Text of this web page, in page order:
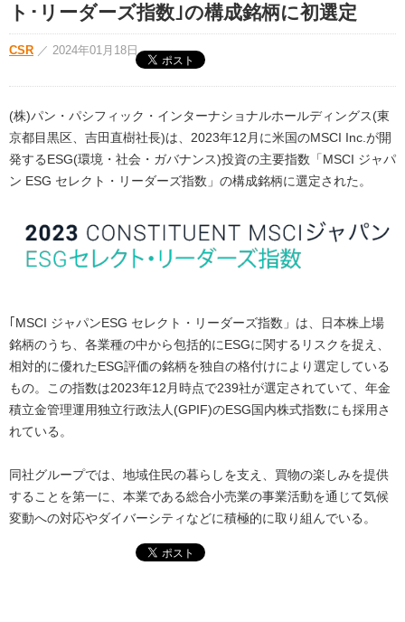
ト･リーダーズ指数｣の構成銘柄に初選定
CSR ／ 2024年01月18日
(株)パン・パシフィック・インターナショナルホールディングス(東
京都目黒区、吉田直樹社長)は、2023年12月に米国のMSCI Inc.が開
発するESG(環境・社会・ガバナンス)投資の主要指数「MSCI ジャパ
ン ESG セレクト・リーダーズ指数」の構成銘柄に選定された。
｢MSCI ジャパンESG セレクト・リーダーズ指数」は、日本株上場
銘柄のうち、各業種の中から包括的にESGに関するリスクを捉え、
相対的に優れたESG評価の銘柄を独自の格付けにより選定している
もの。この指数は2023年12月時点で239社が選定されていて、年金
積立金管理運用独立行政法人(GPIF)のESG国内株式指数にも採用さ
れている。
同社グループでは、地域住民の暮らしを支え、買物の楽しみを提供
することを第一に、本業である総合小売業の事業活動を通じて気候
変動への対応やダイバーシティなどに積極的に取り組んでいる。